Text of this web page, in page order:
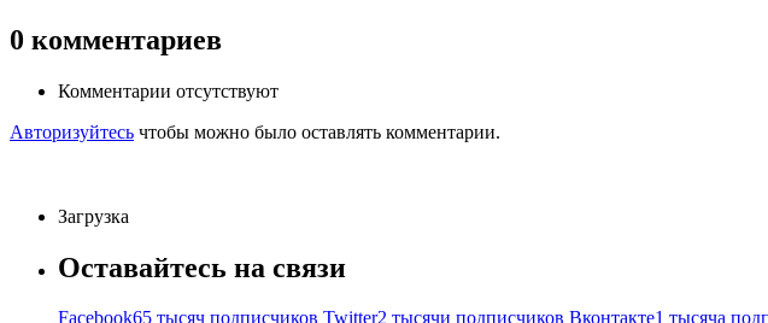
0 комментариев
Комментарии отсутствуют
Авторизуйтесь чтобы можно было оставлять комментарии.
Загрузка
Оставайтесь на связи
Facebook65 тысяч подписчиков Twitter2 тысячи подписчиков Вконтакте1 тысяча